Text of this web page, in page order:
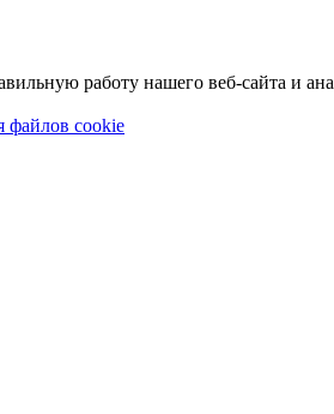
работу нашего веб-сайта и
файлов cookie